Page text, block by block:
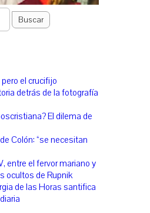
Buscar
el crucifijo
detrás de la fotografía
El dilema de
Colón: “se necesitan
entre el fervor mariano y
ocultos de Rupnik
de las Horas santifica